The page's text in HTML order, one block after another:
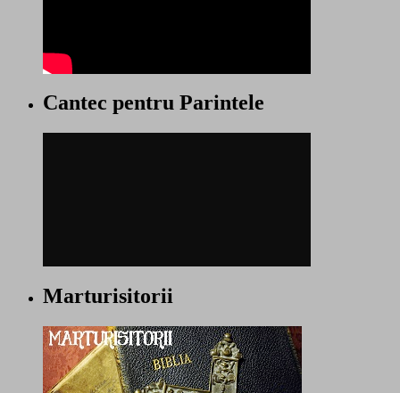
Cantec pentru Parintele
Marturisitorii